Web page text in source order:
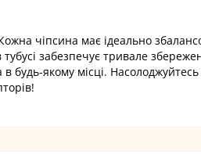
чіпсина має ідеально
забезпечує тривале
будь-якому місці.